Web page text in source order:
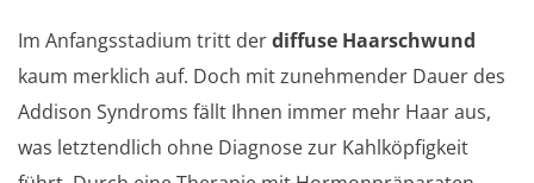
Im Anfangsstadium tritt derdiffuse Haarschwund
kaum merklich auf. Doch mit zunehmender Dauer des
Addison Syndroms fällt Ihnen immer mehr Haar aus,
was letztendlich ohne Diagnose zur Kahlköpfigkeit